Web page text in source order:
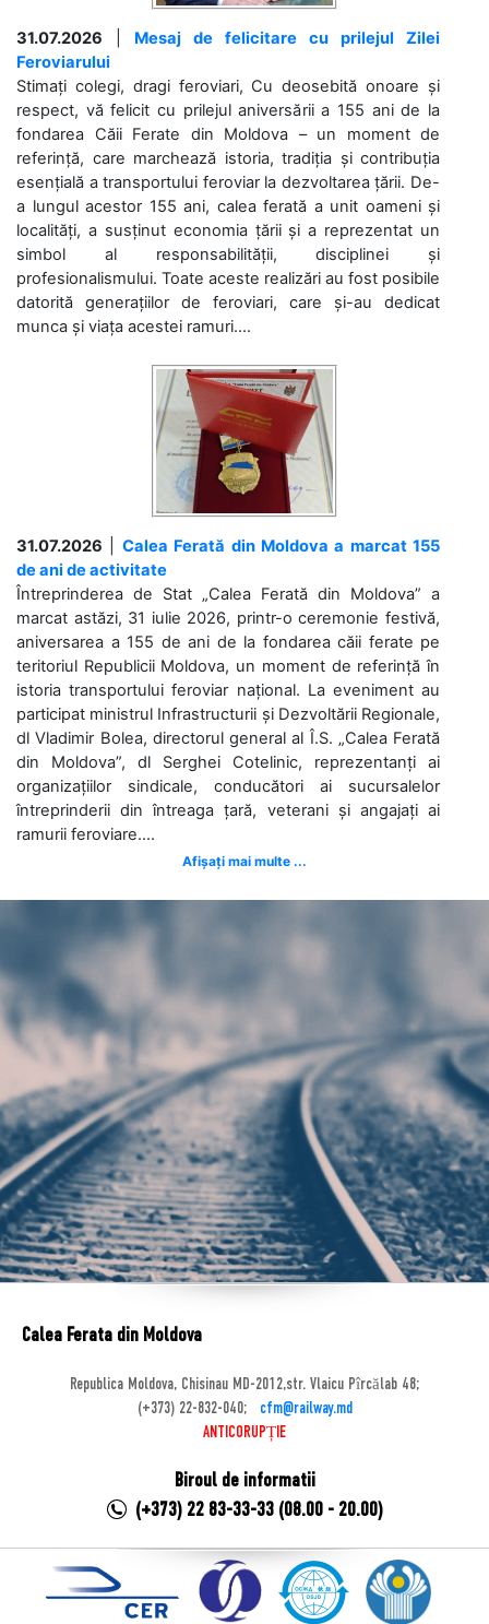
31.07.2026
Mesaj de felicitare cu prilejul Zilei
Feroviarului
Stimați colegi, dragi feroviari, Cu deosebită onoare și
respect, vă felicit cu prilejul aniversării a 155 ani de la
fondarea Căii Ferate din Moldova – un moment de
referință, care marchează istoria, tradiția și contribuția
esențială a transportului feroviar la dezvoltarea țării. De-
a lungul acestor 155 ani, calea ferată a unit oameni și
localități, a susținut economia țării și a reprezentat un
simbol al responsabilității, disciplinei și
profesionalismului. Toate aceste realizări au fost posibile
datorită generațiilor de feroviari, care și-au dedicat
munca și viața acestei ramuri....
31.07.2026
Calea Ferată din Moldova a marcat 155
de ani de activitate
Întreprinderea de Stat „Calea Ferată din Moldova” a
marcat astăzi, 31 iulie 2026, printr-o ceremonie festivă,
aniversarea a 155 de ani de la fondarea căii ferate pe
teritoriul Republicii Moldova, un moment de referință în
istoria transportului feroviar național. La eveniment au
participat ministrul Infrastructurii și Dezvoltării Regionale,
dl Vladimir Bolea, directorul general al Î.S. „Calea Ferată
din Moldova”, dl Serghei Cotelinic, reprezentanți ai
organizațiilor sindicale, conducători ai sucursalelor
întreprinderii din întreaga țară, veterani și angajați ai
ramurii feroviare....
Afișați mai multe ...
Calea Ferata din Moldova
Republica Moldova, Chisinau MD-2012,str. Vlaicu Pîrcălab 48;
(+373) 22-832-040;
cfm@railway.md
ANTICORUPȚIE
Biroul de informatii
(+373) 22 83-33-33 (08.00 - 20.00)